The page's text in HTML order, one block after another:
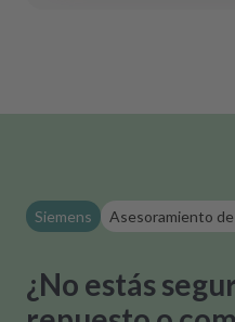
Siemens Asesoramiento
¿No estás